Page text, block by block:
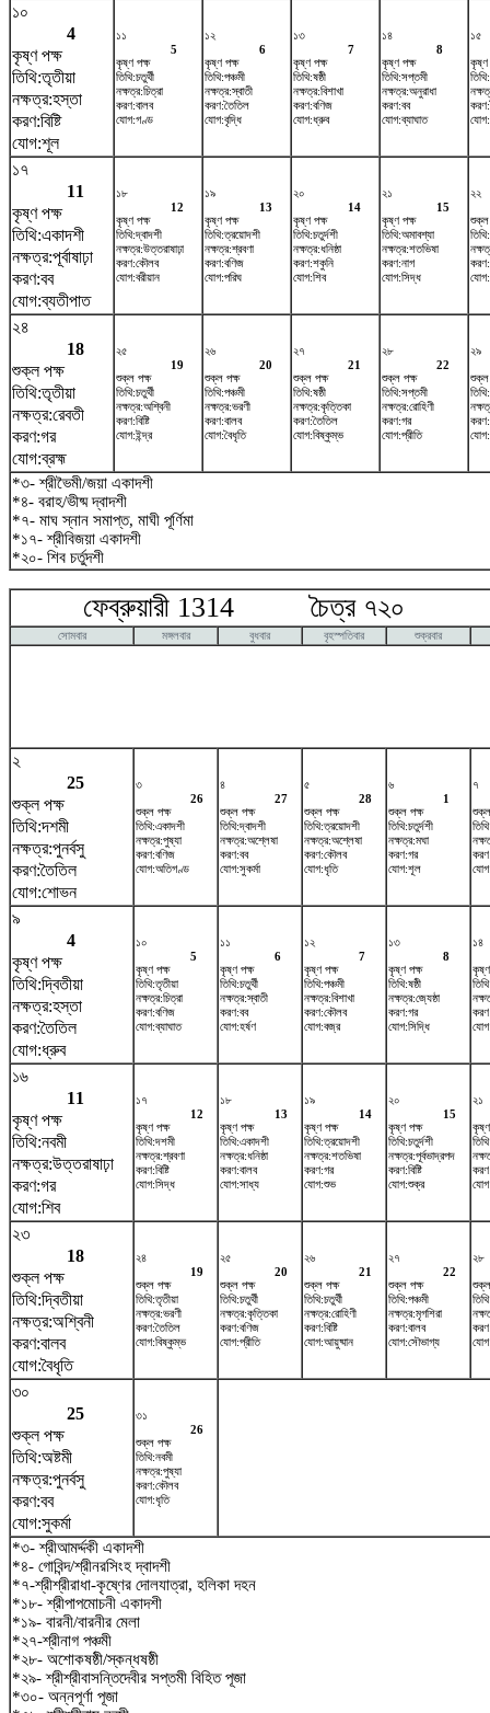
১০
4
কৃষ্ণ পক্ষ
তিথি:তৃতীয়া
নক্ষত্র:হস্তা
করণ:বিষ্টি
যোগ:শূল
১১
5
কৃষ্ণ পক্ষ
তিথি:চতুর্থী
নক্ষত্র:চিত্রা
করণ:বালব
যোগ:গণ্ড
১২
6
কৃষ্ণ পক্ষ
তিথি:পঞ্চমী
নক্ষত্র:স্বাতী
করণ:তৈতিল
যোগ:বৃদ্ধি
১৩
7
কৃষ্ণ পক্ষ
তিথি:ষষ্ঠী
নক্ষত্র:বিশাখা
করণ:বণিজ
যোগ:ধ্রুব
১৪
8
কৃষ্ণ পক্ষ
তিথি:সপ্তমী
নক্ষত্র:অনুরাধা
করণ:বব
যোগ:ব্যাঘাত
১৫
কৃষ্ণ
১৭
11
কৃষ্ণ পক্ষ
তিথি:একাদশী
নক্ষত্র:পূর্বাষাঢ়া
করণ:বব
যোগ:ব্যতীপাত
১৮
12
কৃষ্ণ পক্ষ
তিথি:দ্বাদশী
নক্ষত্র:উত্তরাষাঢ়া
করণ:কৌলব
যোগ:বরীয়ান
১৯
13
কৃষ্ণ পক্ষ
তিথি:ত্রয়োদশী
নক্ষত্র:শ্রবণা
করণ:বণিজ
যোগ:পরিঘ
২০
14
কৃষ্ণ পক্ষ
তিথি:চতুর্দশী
নক্ষত্র:ধনিষ্ঠা
করণ:শকুনি
যোগ:শিব
২১
15
কৃষ্ণ পক্ষ
তিথি:অমাবশ্যা
নক্ষত্র:শতভিষ‌া
করণ:নাগ
যোগ:সিদ্ধ
২২
শুক্ল
২৪
18
শুক্ল পক্ষ
তিথি:তৃতীয়া
নক্ষত্র:রেবতী
করণ:গর
যোগ:ব্রহ্ম
২৫
19
শুক্ল পক্ষ
তিথি:চতুর্থী
নক্ষত্র:অশ্বিনী
করণ:বিষ্টি
যোগ:ইন্দ্র
২৬
20
শুক্ল পক্ষ
তিথি:পঞ্চমী
নক্ষত্র:ভরণী
করণ:বালব
যোগ:বৈধৃতি
২৭
21
শুক্ল পক্ষ
তিথি:ষষ্ঠী
নক্ষত্র:কৃত্তিকা
করণ:তৈতিল
যোগ:বিষ্কুম্ভ
২৮
22
শুক্ল পক্ষ
তিথি:সপ্তমী
নক্ষত্র:রোহিণী
করণ:গর
যোগ:প্রীতি
২৯
শুক্ল
*৩- শ্রীভৈমী/জয়া একাদশী
*৪- বরাহ/ভীষ্ম দ্বাদশী
*৭- মাঘ স্নান সমাপ্ত, মাঘী পূর্ণিমা
*১৭- শ্রীবিজয়া একাদশী
*২০- শিব চর্তুদশী
ফেব্রুয়ারী 1314 চৈত্র ৭২০
সোমবার মঙ্গলবার বুধবার বৃহস্পতিবার শুক্রবার
২
25
শুক্ল পক্ষ
তিথি:দশমী
নক্ষত্র:পুনর্বসু
করণ:তৈতিল
যোগ:শোভন
৩
26
শুক্ল পক্ষ
তিথি:একাদশী
নক্ষত্র:পুষ্যা
করণ:বণিজ
যোগ:অতিগণ্ড
৪
27
শুক্ল পক্ষ
তিথি:দ্বাদশী
নক্ষত্র:অশ্লেষা
করণ:বব
যোগ:সুকর্মা
৫
28
শুক্ল পক্ষ
তিথি:ত্রয়োদশী
নক্ষত্র:অশ্লেষা
করণ:কৌলব
যোগ:ধৃতি
৬
1
শুক্ল পক্ষ
তিথি:চতুর্দশী
নক্ষত্র:মঘা
করণ:গর
যোগ:শূল
৭
৯
4
কৃষ্ণ পক্ষ
তিথি:দ্বিতীয়া
নক্ষত্র:হস্তা
করণ:তৈতিল
যোগ:ধ্রুব
১০
5
কৃষ্ণ পক্ষ
তিথি:তৃতীয়া
নক্ষত্র:চিত্রা
করণ:বণিজ
যোগ:ব্যাঘাত
১১
6
কৃষ্ণ পক্ষ
তিথি:চতুর্থী
নক্ষত্র:স্বাতী
করণ:বব
যোগ:হর্ষণ
১২
7
কৃষ্ণ পক্ষ
তিথি:পঞ্চমী
নক্ষত্র:বিশাখা
করণ:কৌলব
যোগ:বজ্র
১৩
8
কৃষ্ণ পক্ষ
তিথি:ষষ্ঠী
নক্ষত্র:জ্যেষ্ঠা
করণ:গর
যোগ:সিদ্ধি
১৪
১৬
11
কৃষ্ণ পক্ষ
তিথি:নবমী
নক্ষত্র:উত্তরাষাঢ়া
করণ:গর
যোগ:শিব
১৭
12
কৃষ্ণ পক্ষ
তিথি:দশমী
নক্ষত্র:শ্রবণা
করণ:বিষ্টি
যোগ:সিদ্ধ
১৮
13
কৃষ্ণ পক্ষ
তিথি:একাদশী
নক্ষত্র:ধনিষ্ঠা
করণ:বালব
যোগ:সাধ্য
১৯
14
কৃষ্ণ পক্ষ
তিথি:ত্রয়োদশী
নক্ষত্র:শতভিষ‌া
করণ:গর
যোগ:শুভ
২০
15
কৃষ্ণ পক্ষ
তিথি:চতুর্দশী
নক্ষত্র:পূর্বভাদ্রপদ
করণ:বিষ্টি
যোগ:শুক্র
২১
২৩
18
শুক্ল পক্ষ
তিথি:দ্বিতীয়া
নক্ষত্র:অশ্বিনী
করণ:বালব
যোগ:বৈধৃতি
২৪
19
শুক্ল পক্ষ
তিথি:তৃতীয়া
নক্ষত্র:ভরণী
করণ:তৈতিল
যোগ:বিষ্কুম্ভ
২৫
20
শুক্ল পক্ষ
তিথি:চতুর্থী
নক্ষত্র:কৃত্তিকা
করণ:বণিজ
যোগ:প্রীতি
২৬
21
শুক্ল পক্ষ
তিথি:চতুর্থী
নক্ষত্র:রোহিণী
করণ:বিষ্টি
যোগ:আয়ুষ্মান
২৭
22
শুক্ল পক্ষ
তিথি:পঞ্চমী
নক্ষত্র:মৃগশিরা
করণ:বালব
যোগ:সৌভাগ্য
২৮
৩০
25
শুক্ল পক্ষ
তিথি:অষ্টমী
নক্ষত্র:পুনর্বসু
করণ:বব
যোগ:সুকর্মা
৩১
26
শুক্ল পক্ষ
তিথি:নবমী
নক্ষত্র:পুষ্যা
করণ:কৌলব
যোগ:ধৃতি
*৩- শ্রীআমর্দ্দকী একাদশী
*৪- গোবিন্দ/শ্রীনরসিংহ দ্বাদশী
*৭-শ্রীশ্রীরাধা-কৃষ্ণের দোলযাত্রা, হলিকা দহন
*১৮- শ্রীপাপমোচনী একাদশী
*১৯- বারনী/বারনীর মেলা
*২৭-শ্রীনাগ পঞ্চমী
*২৮- অশোকষষ্ঠী/স্কন্ধষষ্ঠী
*২৯- শ্রীশ্রীবাসন্তিদেবীর সপ্তমী বিহিত পূজা
*৩০- অন্নপূর্ণা পূজা